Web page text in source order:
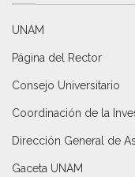
UNAM
Página del Rector
Consejo Universitario
Coordinación de la
Dirección General de
Gaceta UNAM